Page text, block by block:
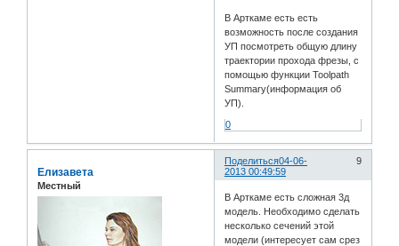
В Арткаме есть есть
возможность после создания
УП посмотреть общую длину
траектории прохода фрезы, с
помощью функции Toolpath
Summary(информация об
УП).
0
Поделиться 9
04-06-
2013 00:49:59
Елизавета
Местный
В Арткаме есть сложная 3д
модель. Необходимо сделать
несколько сечений этой
модели (интересует сам срез